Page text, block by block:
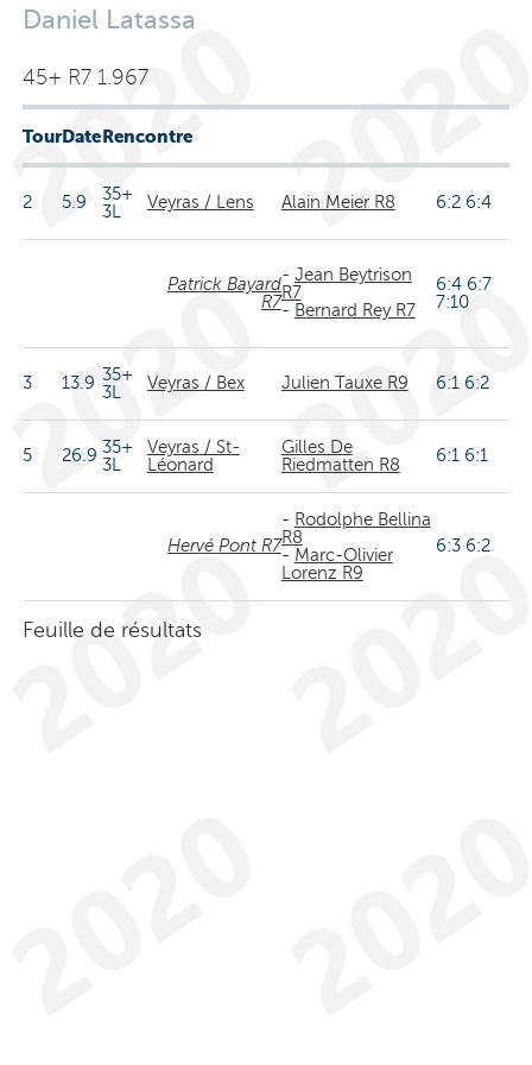
Daniel Latassa
45+ R7 1.967
TourDateRencontre
2 5.9
35+
3L
Veyras / Lens Alain Meier R8 6:2 6:4
Patrick Bayard
R7
- Jean Beytrison
R7
- Bernard Rey R7
6:4 6:7
7:10
3 13.9 35+
3L
Veyras / Bex Julien Tauxe R9 6:1 6:2
5 26.9 35+
3L
Veyras / St-
Léonard
Gilles De
Riedmatten R8
6:1 6:1
Hervé Pont R7
- Rodolphe Bellina
R8
- Marc-Olivier
Lorenz R9
6:3 6:2
Feuille de résultats